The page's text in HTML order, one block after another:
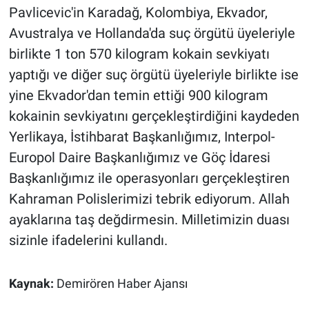
Pavlicevic'in Karadağ, Kolombiya, Ekvador,
Avustralya ve Hollanda'da suç örgütü üyeleriyle
birlikte 1 ton 570 kilogram kokain sevkiyatı
yaptığı ve diğer suç örgütü üyeleriyle birlikte ise
yine Ekvador'dan temin ettiği 900 kilogram
kokainin sevkiyatını gerçekleştirdiğini kaydeden
Yerlikaya, İstihbarat Başkanlığımız, Interpol-
Europol Daire Başkanlığımız ve Göç İdaresi
Başkanlığımız ile operasyonları gerçekleştiren
Kahraman Polislerimizi tebrik ediyorum. Allah
ayaklarına taş değdirmesin. Milletimizin duası
sizinle ifadelerini kullandı.
Kaynak: Demirören Haber Ajansı